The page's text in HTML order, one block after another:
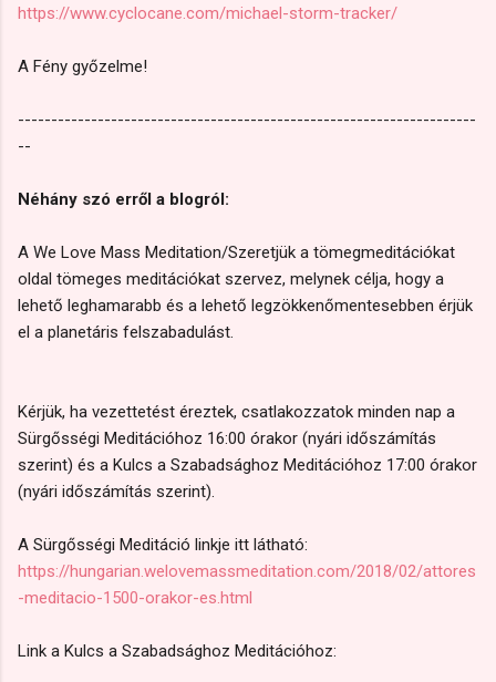
https://www.cyclocane.com/michael-storm-tracker/
A Fény győzelme!
---------------------------------------------------------------------
--
Néhány szó erről a blogról:
A We Love Mass Meditation/Szeretjük a tömegmeditációkat
oldal tömeges meditációkat szervez, melynek célja, hogy a
lehető leghamarabb és a lehető legzökkenőmentesebben érjük
el a planetáris felszabadulást.
Kérjük, ha vezettetést éreztek, csatlakozzatok minden nap a
Sürgősségi Meditációhoz 16:00 órakor (nyári időszámítás
szerint) és a Kulcs a Szabadsághoz Meditációhoz 17:00 órakor
(nyári időszámítás szerint).
A Sürgősségi Meditáció linkje itt látható:
https://hungarian.welovemassmeditation.com/2018/02/attores
-meditacio-1500-orakor-es.html
Link a Kulcs a Szabadsághoz Meditációhoz: